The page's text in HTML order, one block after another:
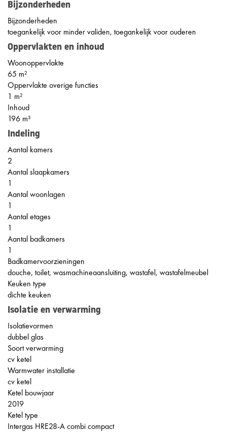
Bijzonderheden
Bijzonderheden
toegankelijk voor minder validen, toegankelijk voor ouderen
Oppervlakten en inhoud
Woonoppervlakte
65 m²
Oppervlakte overige functies
1 m²
Inhoud
196 m³
Indeling
Aantal kamers
2
Aantal slaapkamers
1
Aantal woonlagen
1
Aantal etages
1
Aantal badkamers
1
Badkamervoorzieningen
douche, toilet, wasmachineaansluiting, wastafel, wastafelmeubel
Keuken type
dichte keuken
Isolatie en verwarming
Isolatievormen
dubbel glas
Soort verwarming
cv ketel
Warmwater installatie
cv ketel
Ketel bouwjaar
2019
Ketel type
Intergas HRE28-A combi compact